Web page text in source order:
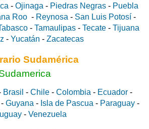
- Ojinaga - Piedras Negras - Puebla
Roo - Reynosa - San Luis Potosí -
- Tamaulipas - Tecate - Tijuana
- Yucatán - Zacatecas
Sudamérica
Brasil - Chile - Colombia - Ecuador -
- Guyana - Isla de Pascua - Paraguay -
- Venezuela